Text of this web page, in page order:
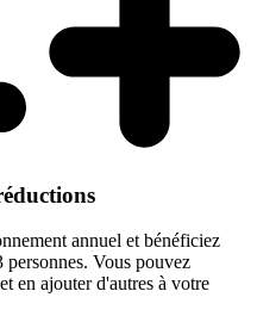
annuel et bénéficiez
personnes. Vous pouvez
en ajouter d'autres à votre